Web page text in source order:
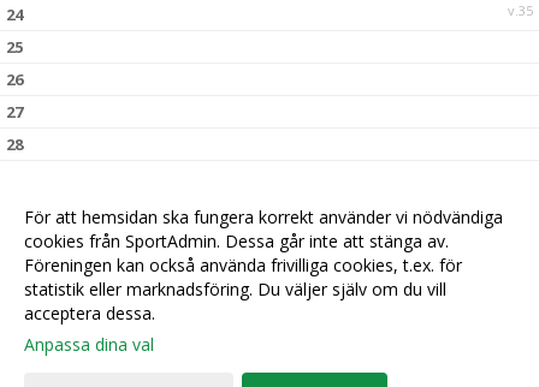
v.35
24
25
26
27
28
För att hemsidan ska fungera korrekt använder vi nödvändiga
cookies från SportAdmin. Dessa går inte att stänga av.
Föreningen kan också använda frivilliga cookies, t.ex. för
statistik eller marknadsföring. Du väljer själv om du vill
acceptera dessa.
Anpassa dina val